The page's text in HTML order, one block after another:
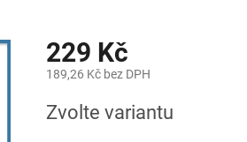
229 Kč
189,26 Kč bez DPH
cena:
Zvolte variantu